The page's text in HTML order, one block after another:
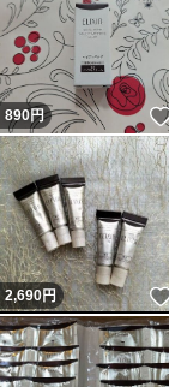
890円
2,690円